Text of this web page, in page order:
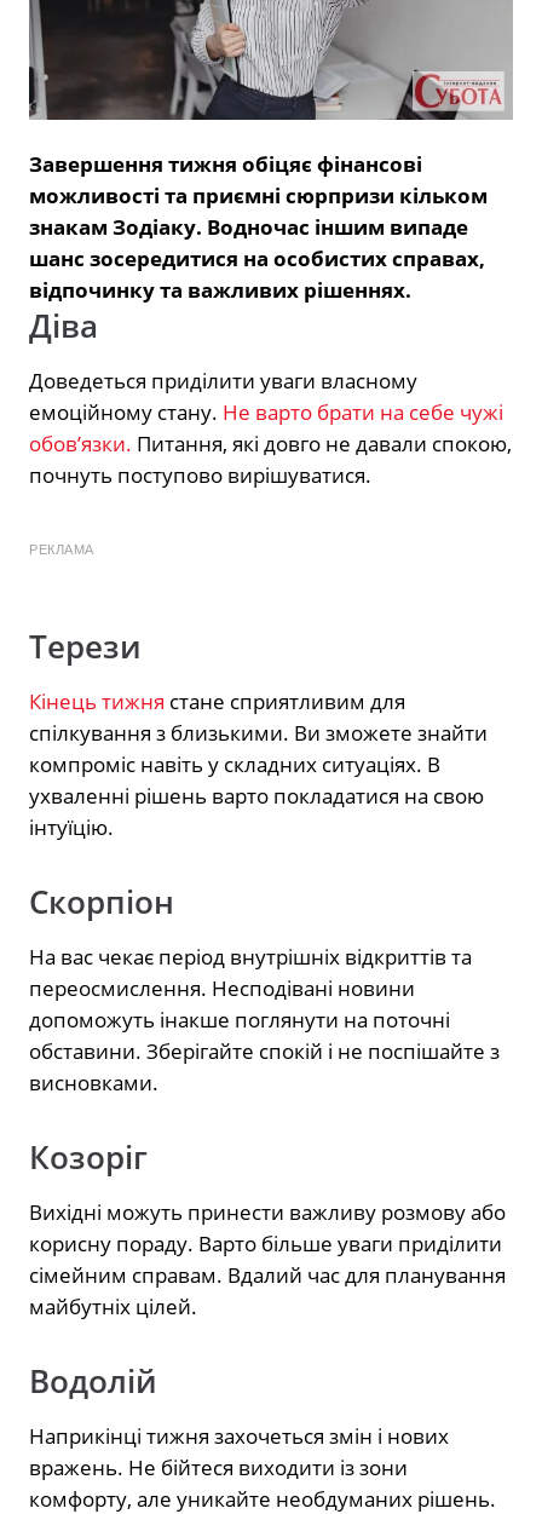
Завершення тижня обіцяє фінансові
можливості та приємні сюрпризи кільком
знакам Зодіаку. Водночас іншим випаде
шанс зосередитися на особистих справах,
відпочинку та важливих рішеннях.
Діва
Доведеться приділити уваги власному
емоційному стану. Не варто брати на себе чужі
обов’язки. Питання, які довго не давали спокою,
почнуть поступово вирішуватися.
РЕКЛАМА
Терези
Кінець тижня стане сприятливим для
спілкування з близькими. Ви зможете знайти
компроміс навіть у складних ситуаціях. В
ухваленні рішень варто покладатися на свою
інтуїцію.
Скорпіон
На вас чекає період внутрішніх відкриттів та
переосмислення. Несподівані новини
допоможуть інакше поглянути на поточні
обставини. Зберігайте спокій і не поспішайте з
висновками.
Козоріг
Вихідні можуть принести важливу розмову або
корисну пораду. Варто більше уваги приділити
сімейним справам. Вдалий час для планування
майбутніх цілей.
Водолій
Наприкінці тижня захочеться змін і нових
вражень. Не бійтеся виходити із зони
комфорту, але уникайте необдуманих рішень.